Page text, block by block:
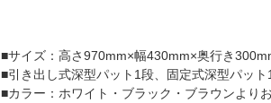
■サイズ：高さ970mm×幅430mm×奥行き
■引き出し式深型パット1段、固定式深型パッ
■カラー：ホワイト・ブラック・ブラウンより